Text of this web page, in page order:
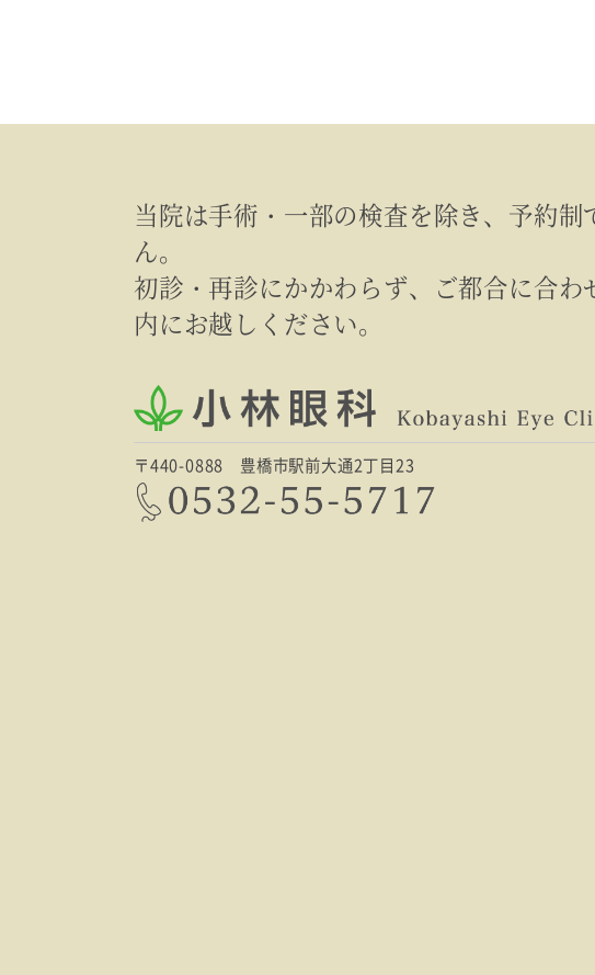
当院は手術・一部の検査を除き、予約制
ん。
初診・再診にかかわらず、ご都合に合わ
内にお越しください。
〒440-0888 豊橋市駅前大通2丁目23